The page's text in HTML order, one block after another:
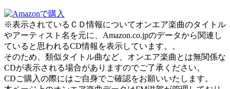
※表示されているＣＤ情報についてオンエア楽曲のタイトル
やアーティスト名を元に、Amazon.co.jpのデータから関連し
ていると思われるCD情報を表示しています。。
そのため、類似タイトル曲など、オンエア楽曲とは無関係な
CDが表示される場合がありますのでご了承ください。
CDご購入の際にはご自身でご確認をお願いいたします。